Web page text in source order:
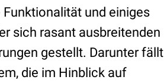
und einiges
sich rasant ausbreitenden
gestellt. Darunter fällt
die im Hinblick auf